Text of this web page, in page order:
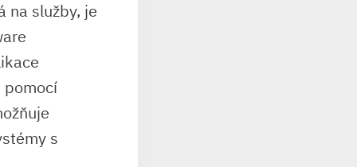
na služby, je
pomocí
s